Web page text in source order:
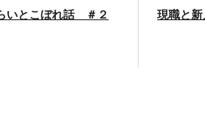
いとこぼれ話 ＃２
現職と